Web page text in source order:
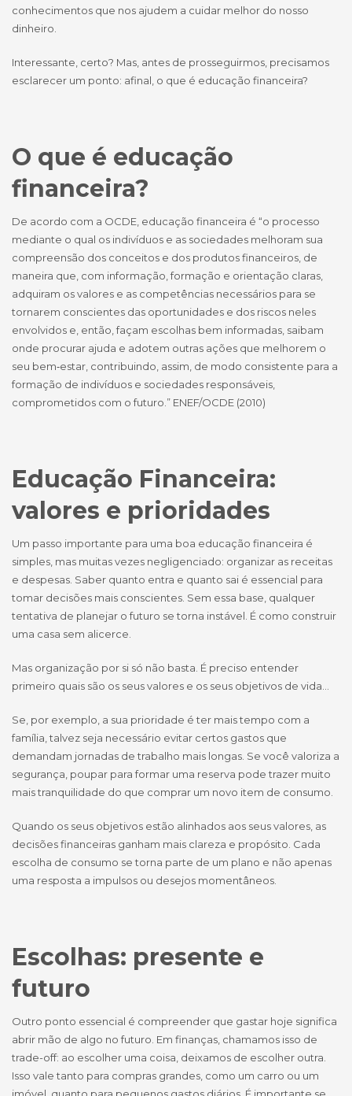
conhecimentos que nos ajudem a cuidar melhor do nosso
dinheiro.
Interessante, certo? Mas, antes de prosseguirmos, precisamos
esclarecer um ponto: afinal, o que é educação financeira?
O que é educação
financeira?
De acordo com a OCDE, educação financeira é “o processo
mediante o qual os indivíduos e as sociedades melhoram sua
compreensão dos conceitos e dos produtos financeiros, de
maneira que, com informação, formação e orientação claras,
adquiram os valores e as competências necessários para se
tornarem conscientes das oportunidades e dos riscos neles
envolvidos e, então, façam escolhas bem informadas, saibam
onde procurar ajuda e adotem outras ações que melhorem o
seu bem‑estar, contribuindo, assim, de modo consistente para a
formação de indivíduos e sociedades responsáveis,
comprometidos com o futuro.” ENEF/OCDE (2010)
Educação Financeira:
valores e prioridades
Um passo importante para uma boa educação financeira é
simples, mas muitas vezes negligenciado: organizar as receitas
e despesas. Saber quanto entra e quanto sai é essencial para
tomar decisões mais conscientes. Sem essa base, qualquer
tentativa de planejar o futuro se torna instável. É como construir
uma casa sem alicerce.
Mas organização por si só não basta. É preciso entender
primeiro quais são os seus valores e os seus objetivos de vida…
Se, por exemplo, a sua prioridade é ter mais tempo com a
família, talvez seja necessário evitar certos gastos que
demandam jornadas de trabalho mais longas. Se você valoriza a
segurança, poupar para formar uma reserva pode trazer muito
mais tranquilidade do que comprar um novo item de consumo.
Quando os seus objetivos estão alinhados aos seus valores, as
decisões financeiras ganham mais clareza e propósito. Cada
escolha de consumo se torna parte de um plano e não apenas
uma resposta a impulsos ou desejos momentâneos.
Escolhas: presente e
futuro
Outro ponto essencial é compreender que gastar hoje significa
abrir mão de algo no futuro. Em finanças, chamamos isso de
trade-off: ao escolher uma coisa, deixamos de escolher outra.
Isso vale tanto para compras grandes, como um carro ou um